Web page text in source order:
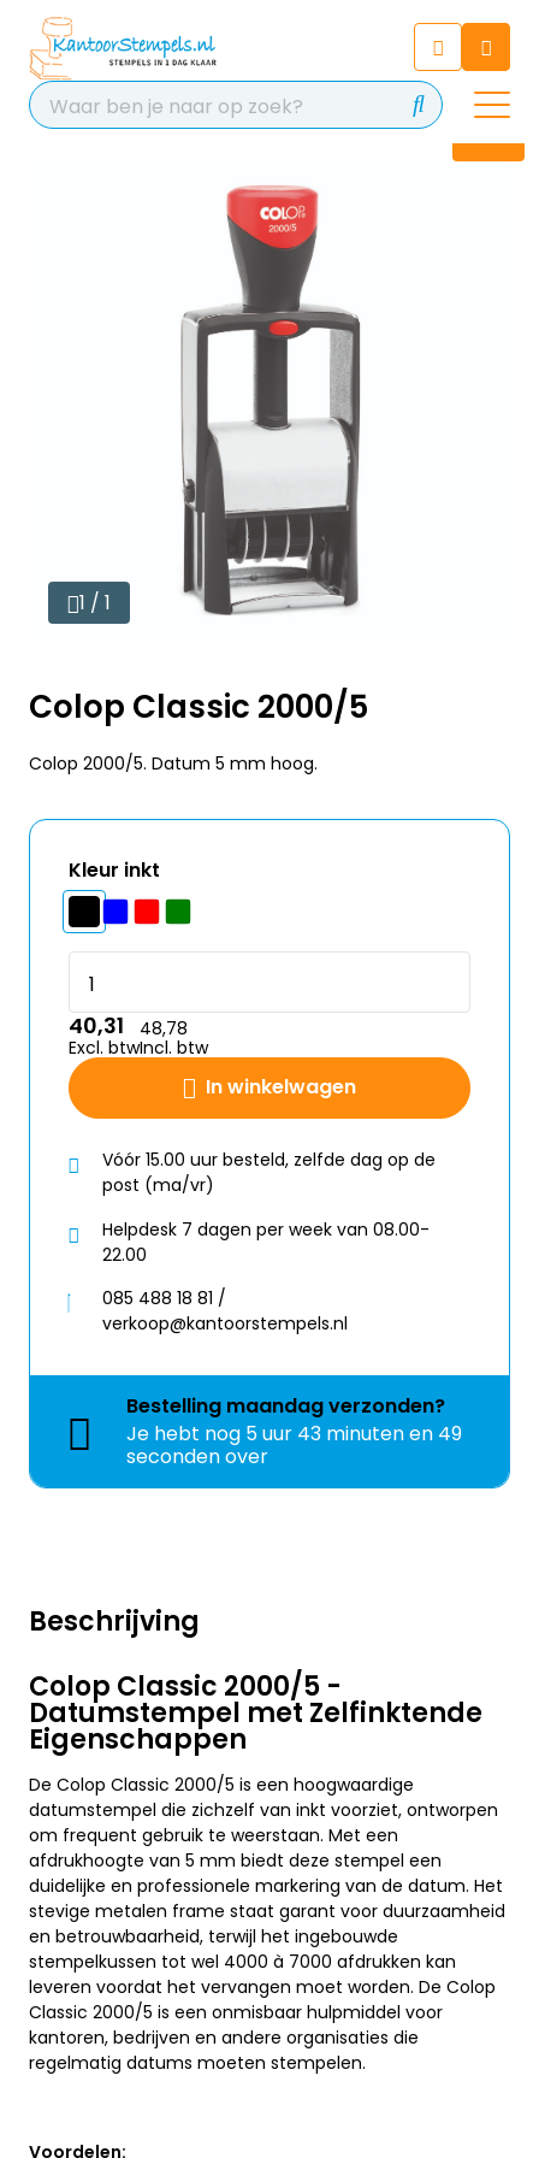
Chat 24/7 met onze chatbot
voor hulp
Contact
Beschrijving
Colop Classic 2000/5 -
Datumstempel met Zelfinktende
Eigenschappen
De Colop Classic 2000/5 is een hoogwaardige
datumstempel die zichzelf van inkt voorziet, ontworpen
om frequent gebruik te weerstaan. Met een
afdrukhoogte van 5 mm biedt deze stempel een
duidelijke en professionele markering van de datum. Het
stevige metalen frame staat garant voor duurzaamheid
en betrouwbaarheid, terwijl het ingebouwde
stempelkussen tot wel 4000 à 7000 afdrukken kan
leveren voordat het vervangen moet worden. De Colop
Classic 2000/5 is een onmisbaar hulpmiddel voor
kantoren, bedrijven en andere organisaties die
regelmatig datums moeten stempelen.
Voordelen:
1 / 1
Colop Classic 2000/5
Colop 2000/5. Datum 5 mm hoog.
Kleur inkt
In winkelwagen
40,31
Excl. btw
48,78
Incl. btw
Vóór 15.00 uur besteld, zelfde dag op de
post (ma/vr)
Helpdesk 7 dagen per week van 08.00-
22.00
085 488 18 81 /
verkoop@kantoorstempels.nl
Bestelling maandagverzonden?
Je hebt nog 5 uur 43 minuten en 49
seconden over